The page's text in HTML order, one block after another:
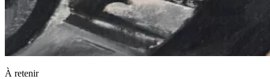
À retenir